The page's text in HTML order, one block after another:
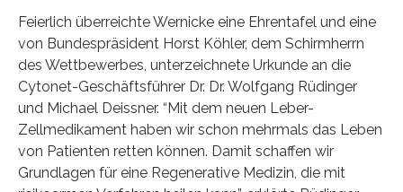
Feierlich überreichte Wernicke eine Ehrentafel und eine
von Bundespräsident Horst Köhler, dem Schirmherrn
des Wettbewerbes, unterzeichnete Urkunde an die
Cytonet-Geschäftsführer Dr. Dr. Wolfgang Rüdinger
und Michael Deissner. “Mit dem neuen Leber-
Zellmedikament haben wir schon mehrmals das Leben
von Patienten retten können. Damit schaffen wir
Grundlagen für eine Regenerative Medizin, die mit